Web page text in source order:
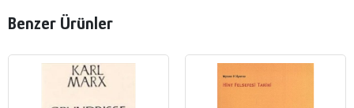
Benzer Ürünler